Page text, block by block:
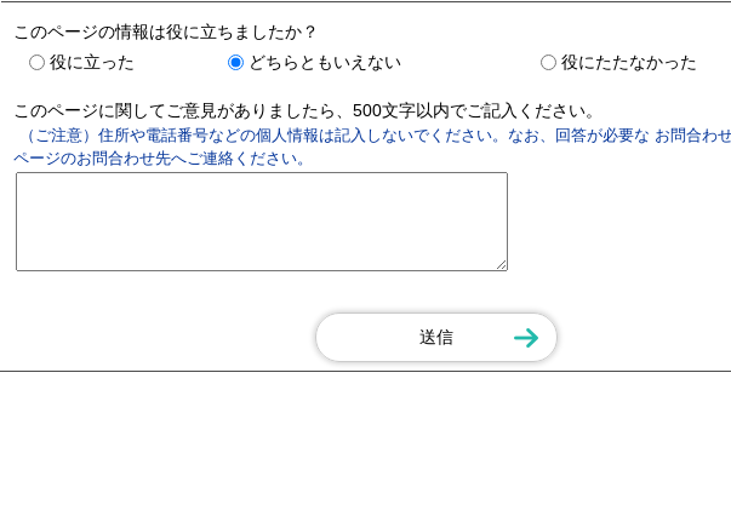
このページの情報は役に立ちましたか？
役に立った
どちらともいえない 役にたたなかった
このページに関してご意見がありましたら、500文字以内でご記入ください。
（ご注意）住所や電話番号などの個人情報は記入しないでください。なお、回答が必要な お問合わ
ページのお問合わせ先へご連絡ください。